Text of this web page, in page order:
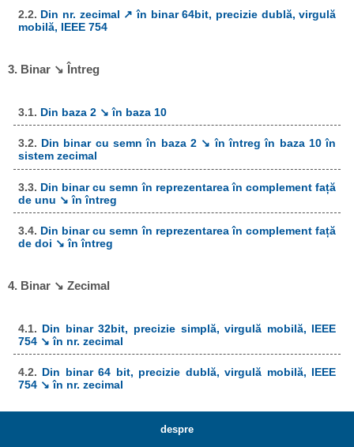
2.2. Din nr. zecimal ↗ în binar 64bit, precizie dublă, virgulă
mobilă, IEEE 754
3. Binar ↘ Întreg
3.1. Din baza 2 ↘ în baza 10
3.2. Din binar cu semn în baza 2 ↘ în întreg în baza 10 în
sistem zecimal
3.3. Din binar cu semn în reprezentarea în complement față
de unu ↘ în întreg
3.4. Din binar cu semn în reprezentarea în complement față
de doi ↘ în întreg
4. Binar ↘ Zecimal
4.1. Din binar 32bit, precizie simplă, virgulă mobilă, IEEE
754 ↘ în nr. zecimal
4.2. Din binar 64 bit, precizie dublă, virgulă mobilă, IEEE
754 ↘ în nr. zecimal
despre